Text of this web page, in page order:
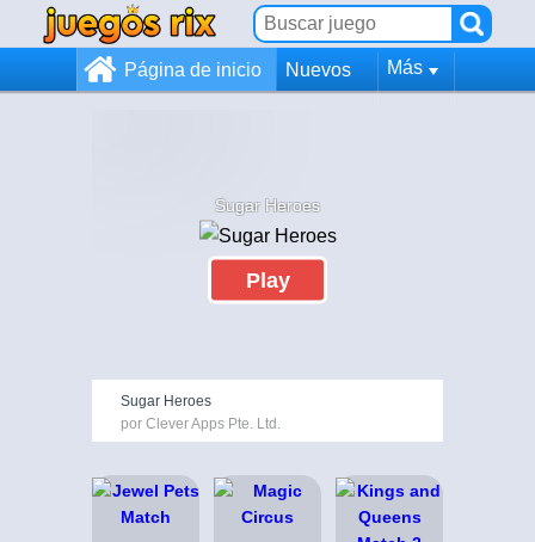
Página de inicio Nuevos Más
Sugar Heroes
Play
Sugar Heroes
por Clever Apps Pte. Ltd.